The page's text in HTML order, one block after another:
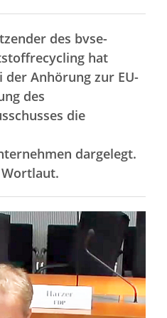
des bvse-
hat
der Anhörung zur EU-
des
die
dargelegt.